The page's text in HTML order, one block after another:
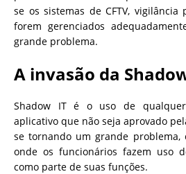
se os sistemas de CFTV,
forem gerenciados
grande problema.
A invasão da
Shadow IT é o uso de
aplicativo que não seja aprovado
se tornando um grande problema,
onde os funcionários fazem uso
como parte de suas funções.